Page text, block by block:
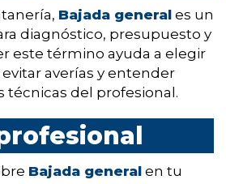
Bajada general es un
diagnóstico, presupuesto y
este término ayuda a elegir
averías y entender
técnicas del profesional.
Bajada general en tu